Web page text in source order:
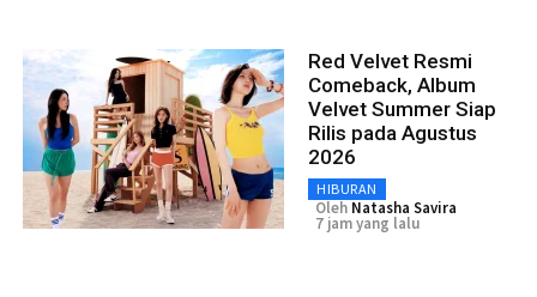
Red Velvet Resmi
Comeback, Album
Velvet Summer Siap
Rilis pada Agustus
2026
HIBURAN
Oleh Natasha Savira
7 jam yang lalu